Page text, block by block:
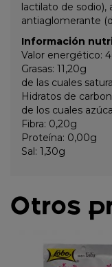
lactilato de sodio),
antiaglomerante
Información
Valor energético:
Grasas: 11,20g
de las cuales
Hidratos de
de los cuales
Fibra: 0,20g
Proteína: 0,00g
Sal: 1,30g
Otros